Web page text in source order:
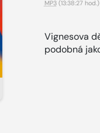
MP3(13:38:27 hod.)
Vignesova
podobná